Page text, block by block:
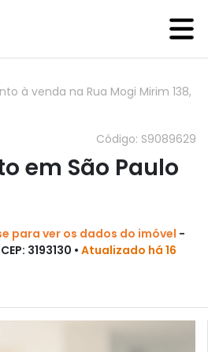
à venda na Rua Mogi Mirim 138,
Código: S9089629
em São Paulo
para ver os dados do imóvel -
3193130 • Atualizado há 16